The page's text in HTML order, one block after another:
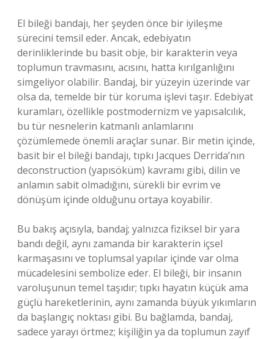
El bileği bandajı, her şeyden önce bir iyileşme
sürecini temsil eder. Ancak, edebiyatın
derinliklerinde bu basit obje, bir karakterin veya
toplumun travmasını, acısını, hatta kırılganlığını
simgeliyor olabilir. Bandaj, bir yüzeyin üzerinde var
olsa da, temelde bir tür koruma işlevi taşır. Edebiyat
kuramları, özellikle postmodernizm ve yapısalcılık,
bu tür nesnelerin katmanlı anlamlarını
çözümlemede önemli araçlar sunar. Bir metin içinde,
basit bir el bileği bandajı, tıpkı Jacques Derrida’nın
deconstruction (yapısöküm) kavramı gibi, dilin ve
anlamın sabit olmadığını, sürekli bir evrim ve
dönüşüm içinde olduğunu ortaya koyabilir.
Bu bakış açısıyla, bandaj; yalnızca fiziksel bir yara
bandı değil, aynı zamanda bir karakterin içsel
karmaşasını ve toplumsal yapılar içinde var olma
mücadelesini sembolize eder. El bileği, bir insanın
varoluşunun temel taşıdır; tıpkı hayatın küçük ama
güçlü hareketlerinin, aynı zamanda büyük yıkımların
da başlangıç noktası gibi. Bu bağlamda, bandaj,
sadece yarayı örtmez; kişiliğin ya da toplumun zayıf